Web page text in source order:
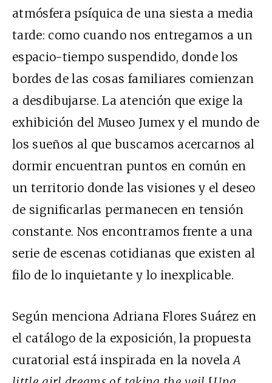
atmósfera psíquica de una siesta a media
tarde: como cuando nos entregamos a un
espacio-tiempo suspendido, donde los
bordes de las cosas familiares comienzan
a desdibujarse. La atención que exige la
exhibición del Museo Jumex y el mundo de
los sueños al que buscamos acercarnos al
dormir encuentran puntos en común en
un territorio donde las visiones y el deseo
de significarlas permanecen en tensión
constante. Nos encontramos frente a una
serie de escenas cotidianas que existen al
filo de lo inquietante y lo inexplicable.
Según menciona Adriana Flores Suárez en
el catálogo de la exposición, la propuesta
curatorial está inspirada en la novelaA